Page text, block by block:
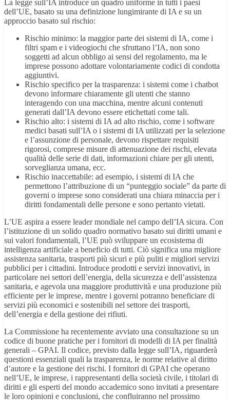
La legge sull’IA introduce un quadro uniforme in tutti i paesi
dell’UE, basato su una definizione lungimirante di IA e su un
approccio basato sul rischio:
Rischio minimo: la maggior parte dei sistemi di IA, come i
filtri spam e i videogiochi che sfruttano l’IA, non sono
soggetti ad alcun obbligo ai sensi del regolamento, ma le
imprese possono adottare volontariamente codici di condotta
aggiuntivi.
Rischio specifico per la trasparenza: i sistemi come i chatbot
devono informare chiaramente gli utenti che stanno
interagendo con una macchina, mentre alcuni contenuti
generati dall’IA devono essere etichettati come tali.
Rischio alto: i sistemi di IA ad alto rischio, come i software
medici basati sull’IA o i sistemi di IA utilizzati per la selezione
e l’assunzione di personale, devono rispettare requisiti
rigorosi, comprese misure di attenuazione dei rischi, elevata
qualità delle serie di dati, informazioni chiare per gli utenti,
sorveglianza umana, ecc.
Rischio inaccettabile: ad esempio, i sistemi di IA che
permettono l’attribuzione di un “punteggio sociale” da parte di
governi o imprese sono considerati una chiara minaccia per i
diritti fondamentali delle persone e sono pertanto vietati.
L’UE aspira a essere leader mondiale nel campo dell’IA sicura. Con
l’istituzione di un solido quadro normativo basato sui diritti umani e
sui valori fondamentali, l’UE può sviluppare un ecosistema di
intelligenza artificiale a beneficio di tutti. Ciò significa una migliore
assistenza sanitaria, trasporti più sicuri e più puliti e migliori servizi
pubblici per i cittadini. Introduce prodotti e servizi innovativi, in
particolare nei settori dell’energia, della sicurezza e dell’assistenza
sanitaria, e agevola una maggiore produttività e una produzione più
efficiente per le imprese, mentre i governi potranno beneficiare di
servizi più economici e sostenibili nel settore dei trasporti,
dell’energia e della gestione dei rifiuti.
La Commissione ha recentemente avviato una consultazione su un
codice di buone pratiche per i fornitori di modelli di IA per finalità
generali – GPAI. Il codice, previsto dalla legge sull’IA, riguarderà
questioni essenziali quali la trasparenza, le norme relative al diritto
d’autore e la gestione dei rischi. I fornitori di GPAI che operano
nell’UE, le imprese, i rappresentanti della società civile, i titolari di
diritti e gli esperti del mondo accademico sono invitati a presentare
le loro opinioni e conclusioni, che confluiranno nel prossimo